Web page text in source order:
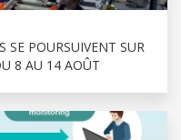
SE POURSUIVENT SUR
8 AU 14 AOÛT